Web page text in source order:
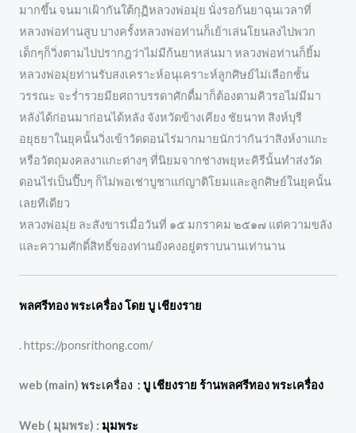
มากขึ้น จนมาเฝ้ากันใต้กุฏิหลวงพ่อมุ่ย นั่งรอก้นยาฉุนเวลาที่
หลวงพ่อท่านสูบ บางครั้งหลวงพ่อท่านก็เย้าเล่นโยนลงไปพวก
เด็กๆก็วิ่งตามไปปรากฎว่าไม่มีก้นยาหล่นมา หลวงพ่อท่านก็ยิ้ม
หลวงพ่อมุ่ยท่านรับสงเคราะห์อนุเคราะห์ลูกศิษย์ไม่เลือกชั้น
วรรณะ จะร่ำรวยมียศถาบรรดาศักดื์มาก็ต้องตามคิวรอไม่มีมา
หลังได้ก่อนมาก่อนได้หลัง จังหวัดข้างเคียง ชัยนาท สิงห์บุรี
อยุธยาในยุคนั้นวิ่งเข้าวัดดอนไร่มากมายนักว่ากันว่าสิงห์งาแกะ
หรือวัตถุมงคลงาแกะต่างๆ ที่นิยมจากช่างพยุหะคิรีนั้นทำส่งวัด
ดอนไร่เป็นปี๊บๆ ก็ไม่พอเช่าบูชาแก่ญาติโยมและลูกศิษย์ในยุคนั้น
เลยทีเดียว
หลวงพ่อมุ่ย ละสังขารเมื่อวันที่ ๑๕ มกราคม ๒๕๑๗ แต่ความขลัง
และความศักดิ์สิทธิ์ของท่านยังคงอยู่ตราบนานเท่านาน
พลศรีทอง พระเครื่อง โดย บู เชียงราย
. https://ponsrithong.com/
web (main) พระเครื่อง : บู เชียงราย ร้านพลศรีทอง พระเครื่อง
Web ( มุมพระ) : มุมพระ